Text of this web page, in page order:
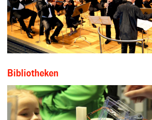
Bibliotheken